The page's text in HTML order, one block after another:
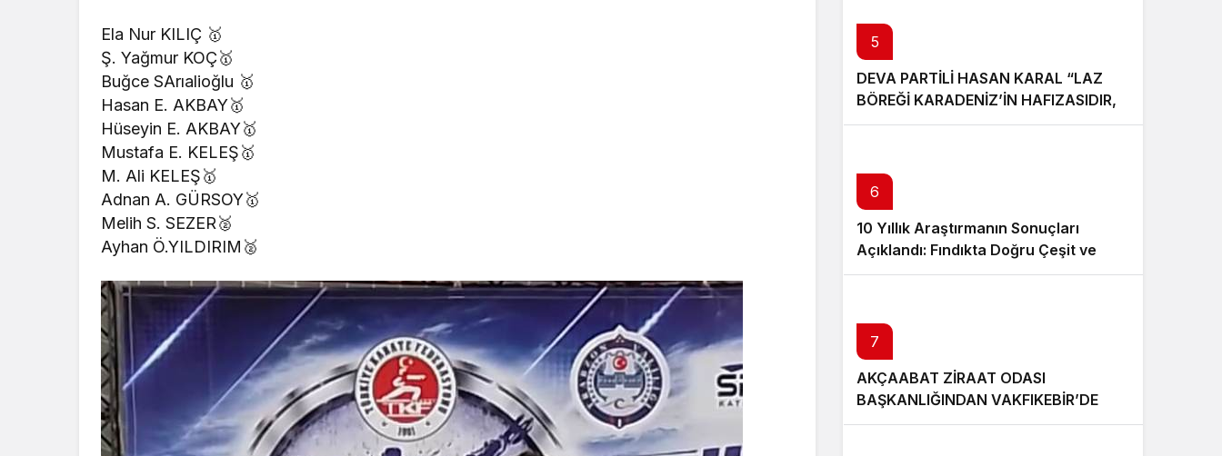
Ela Nur KILIÇ 🥇
Ş. Yağmur KOÇ🥇
Buğce SArıalioğlu 🥇
Hasan E. AKBAY🥇
Hüseyin E. AKBAY🥇
Mustafa E. KELEŞ🥇
M. Ali KELEŞ🥇
Adnan A. GÜRSOY🥇
Melih S. SEZER🥈
Ayhan Ö.YILDIRIM🥈
5
DEVA PARTİLİ HASAN KARAL “LAZ
BÖREĞİ KARADENİZ’İN HAFIZASIDIR,
KİMLİĞİ DEĞİŞTİRİLEMEZ”
6
10 Yıllık Araştırmanın Sonuçları
Açıklandı: Fındıkta Doğru Çeşit ve
Rakım Belirlendi
7
AKÇAABAT ZİRAAT ODASI
BAŞKANLIĞINDAN VAKFIKEBİR’DE
FINDIKTA BAHÇE GÜNÜ ETKİNLİĞİNE